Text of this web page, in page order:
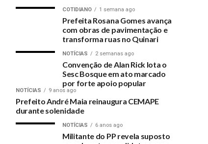
COTIDIANO 1 semana ago
Prefeita Rosana Gomes avança
com obras de pavimentação e
transforma ruas no Quinari
NOTÍCIAS 2 semanas ago
Convenção de Alan Rick lota o
Sesc Bosque em ato marcado
por forte apoio popular
NOTÍCIAS 9 anos ago
Prefeito André Maia reinaugura CEMAPE
durante solenidade
NOTÍCIAS 6 anos ago
Militante do PP revela suposto